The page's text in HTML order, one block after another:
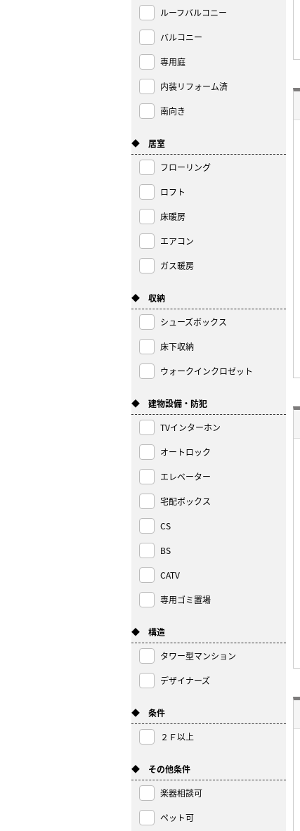
ルーフバルコニー
バルコニー
専用庭
内装リフォーム済
南向き
◆ 居室
フローリング
ロフト
床暖房
エアコン
ガス暖房
◆ 収納
シューズボックス
床下収納
ウォークインクロゼット
◆ 建物設備・防犯
TVインターホン
オートロック
エレベーター
宅配ボックス
CS
BS
CATV
専用ゴミ置場
◆ 構造
タワー型マンション
デザイナーズ
◆ 条件
２Ｆ以上
◆ その他条件
楽器相談可
ペット可